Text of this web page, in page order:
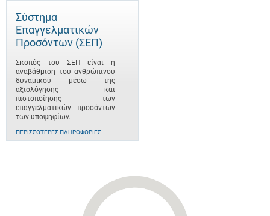
Σύστημα
Επαγγελματικών
Προσόντων (ΣΕΠ)
Σκοπός του ΣΕΠ είναι η
αναβάθμιση του ανθρώπινου
δυναμικού μέσω της
αξιολόγησης και
πιστοποίησης των
επαγγελματικών προσόντων
των υποψηφίων.
ΠΕΡΙΣΣΌΤΕΡΕΣ ΠΛΗΡΟΦΟΡΊΕΣ